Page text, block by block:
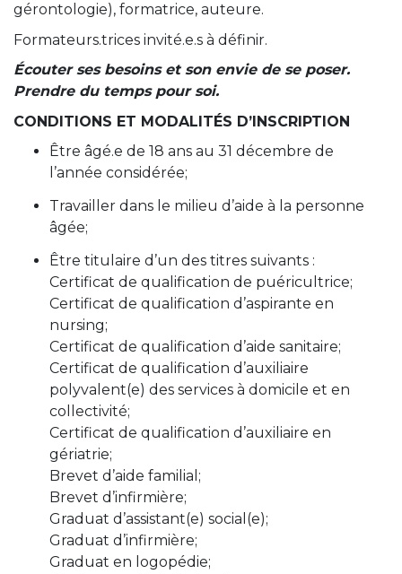
gérontologie), formatrice, auteure.
Formateurs.trices invité.e.s à définir.
Écouter ses besoins et son envie de se poser.
Prendre du temps pour soi.
CONDITIONS ET MODALITÉS D’INSCRIPTION
Être âgé.e de 18 ans au 31 décembre de
l’année considérée;
Travailler dans le milieu d’aide à la personne
âgée;
Être titulaire d’un des titres suivants :
Certificat de qualification de puéricultrice;
Certificat de qualification d’aspirante en
nursing;
Certificat de qualification d’aide sanitaire;
Certificat de qualification d’auxiliaire
polyvalent(e) des services à domicile et en
collectivité;
Certificat de qualification d’auxiliaire en
gériatrie;
Brevet d’aide familial;
Brevet d’infirmière;
Graduat d’assistant(e) social(e);
Graduat d’infirmière;
Graduat en logopédie;